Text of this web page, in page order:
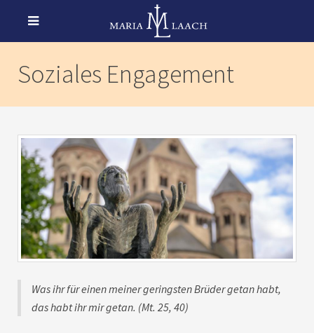
Soziales Engagement
Was ihr für einen meiner geringsten Brüder getan habt,
das habt ihr mir getan. (Mt. 25, 40)